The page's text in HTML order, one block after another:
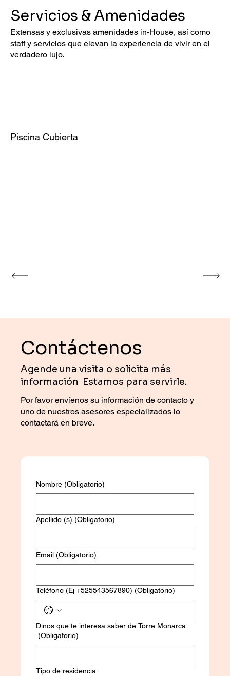
Servicios & Amenidades
Extensas y exclusivas amenidades in-House, así como
staff y servicios que elevan la experiencia de vivir en el
verdadero lujo.
Piscina Cubierta
Contáctenos
Agende una visita o solicita más
información Estamos para servirle.
Por favor envíenos su información de contacto y
uno de nuestros asesores especializados lo
contactará en breve.
Nombre (Obligatorio)
Apellido (s) (Obligatorio)
Email (Obligatorio)
Teléfono (Ej +525543567890) (Obligatorio)
Dinos que te interesa saber de Torre Monarca
(Obligatorio)
Tipo de residencia